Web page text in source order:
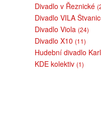
Divadlo v Řeznické
Divadlo VILA
Divadlo Viola(24)
Divadlo X10(11)
Hudební divadlo
KDE kolektiv(1)